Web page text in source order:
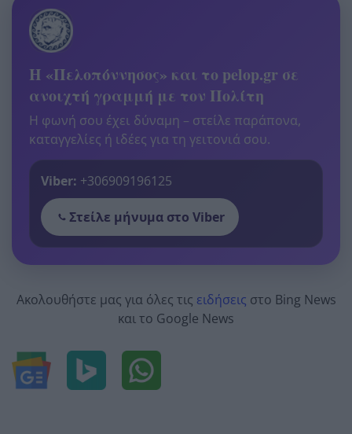
Η «Πελοπόννησος» και το pelop.gr σε
ανοιχτή γραμμή με τον Πολίτη
Η φωνή σου έχει δύναμη – στείλε παράπονα,
καταγγελίες ή ιδέες για τη γειτονιά σου.
Viber: +306909196125
Στείλε μήνυμα στο Viber
Ακολουθήστε μας για όλες τις ειδήσεις στο Bing News
και το Google News